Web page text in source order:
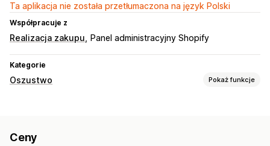
Ta aplikacja nie została przetłumaczona na język Polski
Współpracuje z
Realizacja zakupu Panel administracyjny Shopify
Kategorie
Oszustwo Pokaż funkcje
Nadużycia związane z kartami prezentowymi
Ceny